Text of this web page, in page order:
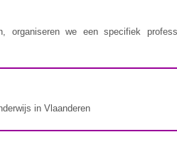
we een specifiek
in Vlaanderen